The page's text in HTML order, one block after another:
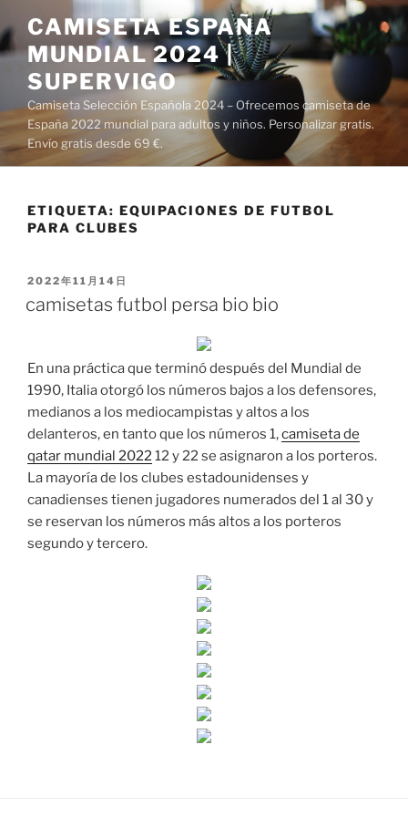
al
contenido
CAMISETA ESPAÑA
MUNDIAL 2024 |
SUPERVIGO
Camiseta Selección Española 2024 – Ofrecemos camiseta de
España 2022 mundial para adultos y niños. Personalizar gratis.
Envío gratis desde 69 €.
ETIQUETA: EQUIPACIONES DE FUTBOL
PARA CLUBES
PUBLICADO
2022年11月14日
camisetas futbol persa bio bio
En una práctica que terminó después del Mundial de
1990, Italia otorgó los números bajos a los defensores,
medianos a los mediocampistas y altos a los
delanteros, en tanto que los números 1,camiseta de
qatar mundial 202212 y 22 se asignaron a los porteros.
La mayoría de los clubes estadounidenses y
canadienses tienen jugadores numerados del 1 al 30 y
se reservan los números más altos a los porteros
segundo y tercero.